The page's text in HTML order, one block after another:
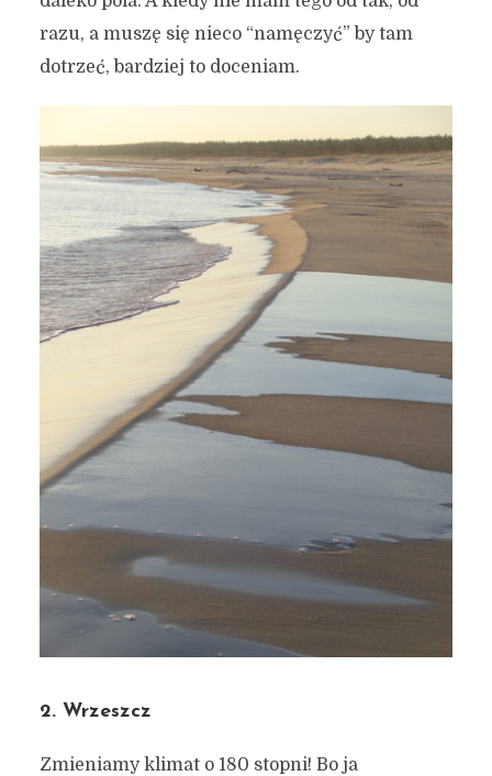
razu, a muszę się nieco “namęczyć” by tam
dotrzeć, bardziej to doceniam.
2. Wrzeszcz
Zmieniamy klimat o 180 stopni! Bo ja